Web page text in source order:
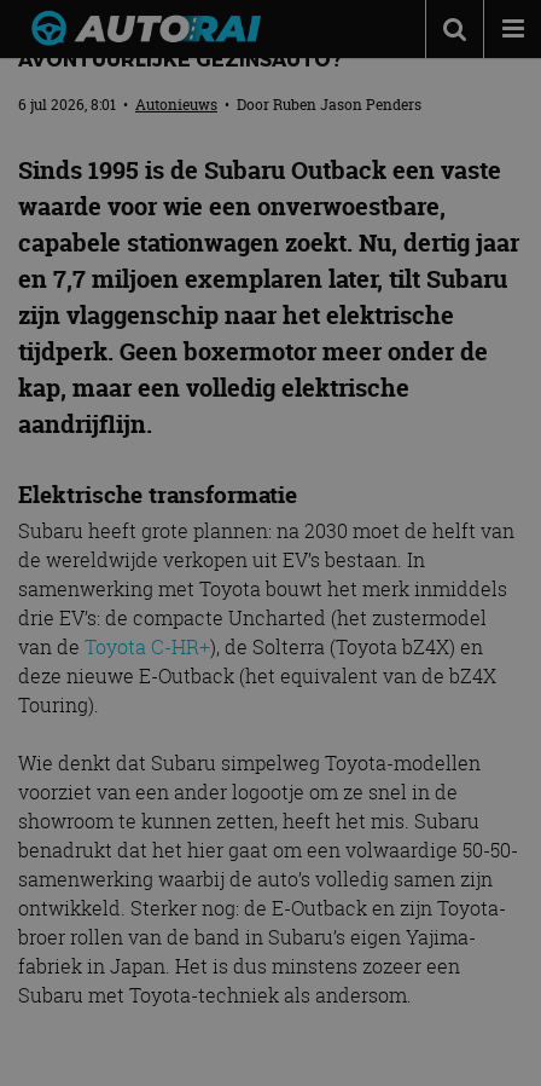
Autotests
Automerken
Adverteren
Contact
MotorRAI.nl
REVIEW – SUBARU E-OUTBACK (2026) – DE IDEALE
AVONTUURLIJKE GEZINSAUTO?
6 jul 2026, 8:01 • Autonieuws • DoorRuben Jason Penders
Sinds 1995 is de Subaru Outback een vaste
waarde voor wie een onverwoestbare,
capabele stationwagen zoekt. Nu, dertig jaar
en 7,7 miljoen exemplaren later, tilt Subaru
zijn vlaggenschip naar het elektrische
tijdperk. Geen boxermotor meer onder de
kap, maar een volledig elektrische
aandrijflijn.
Elektrische transformatie
Subaru heeft grote plannen: na 2030 moet de helft van
de wereldwijde verkopen uit EV’s bestaan. In
samenwerking met Toyota bouwt het merk inmiddels
drie EV’s: de compacte Uncharted (het zustermodel
van de Toyota C-HR+), de Solterra (Toyota bZ4X) en
deze nieuwe E-Outback (het equivalent van de bZ4X
Touring).
Wie denkt dat Subaru simpelweg Toyota-modellen
voorziet van een ander logootje om ze snel in de
showroom te kunnen zetten, heeft het mis. Subaru
benadrukt dat het hier gaat om een volwaardige 50-50-
samenwerking waarbij de auto’s volledig samen zijn
ontwikkeld. Sterker nog: de E-Outback en zijn Toyota-
broer rollen van de band in Subaru’s eigen Yajima-
fabriek in Japan. Het is dus minstens zozeer een
Subaru met Toyota-techniek als andersom.